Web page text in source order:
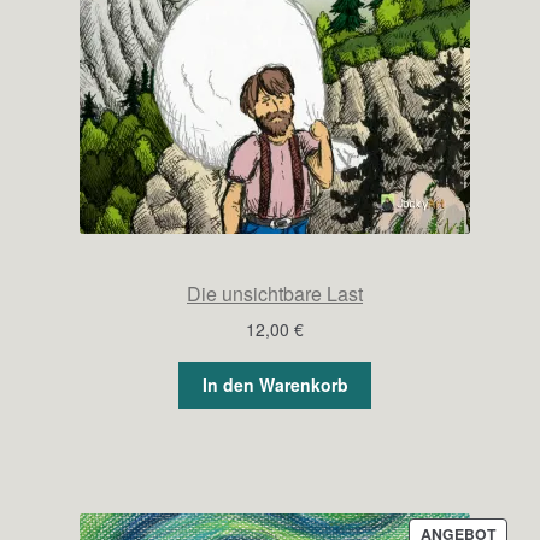
Die unsichtbare Last
12,00 €
In den Warenkorb
ANGEBOT